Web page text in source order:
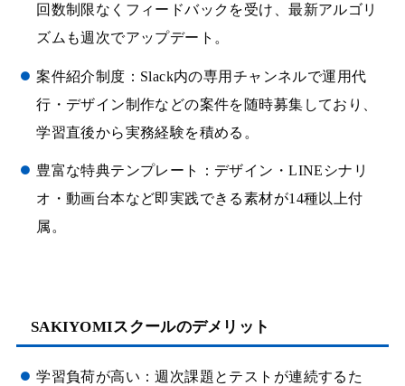
回数制限なくフィードバックを受け、最新アルゴリ
ズムも週次でアップデート。
案件紹介制度：Slack内の専用チャンネルで運用代
行・デザイン制作などの案件を随時募集しており、
学習直後から実務経験を積める。
豊富な特典テンプレート：デザイン・LINEシナリ
オ・動画台本など即実践できる素材が14種以上付
属。
SAKIYOMIスクールのデメリット
学習負荷が高い：週次課題とテストが連続するた